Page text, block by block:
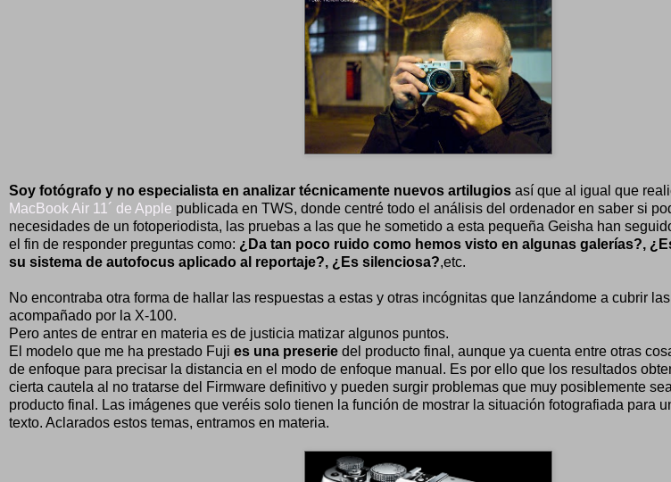
Soy fotógrafo y no especialista en analizar técnicamente nuevos artilugios así que al igual que
MacBook Air 11´ de Apple publicada en TWS, donde centré todo el análisis del ordenador en saber si
necesidades de un fotoperiodista, las pruebas a las que he sometido a esta pequeña Geisha han
el fin de responder preguntas como: ¿Da tan poco ruido como hemos visto en algunas galerías?,
su sistema de autofocus aplicado al reportaje?, ¿Es silenciosa?,etc.
No encontraba otra forma de hallar las respuestas a estas y otras incógnitas que lanzándome a cubrir
acompañado por la X-100.
Pero antes de entrar en materia es de justicia matizar algunos puntos.
El modelo que me ha prestado Fuji es una preserie del producto final, aunque ya cuenta entre otras
de enfoque para precisar la distancia en el modo de enfoque manual. Es por ello que los resultados
cierta cautela al no tratarse del Firmware definitivo y pueden surgir problemas que muy posiblemente
producto final. Las imágenes que veréis solo tienen la función de mostrar la situación fotografiada para
texto. Aclarados estos temas, entramos en materia.